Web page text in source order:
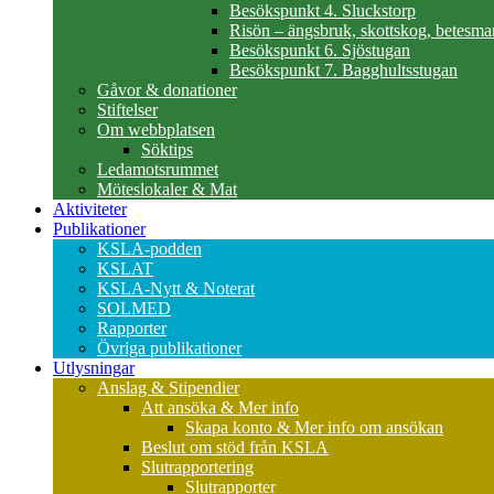
Besökspunkt 4. Sluckstorp
Risön – ängsbruk, skottskog,
Besökspunkt 6. Sjöstugan
Besökspunkt 7. Bagghultsstugan
Gåvor & donationer
Stiftelser
Om webbplatsen
Söktips
Ledamotsrummet
Möteslokaler & Mat
Aktiviteter
Publikationer
KSLA-podden
KSLAT
KSLA-Nytt & Noterat
SOLMED
Rapporter
Övriga publikationer
Utlysningar
Anslag & Stipendier
Att ansöka & Mer info
Skapa konto & Mer info om ansökan
Beslut om stöd från KSLA
Slutrapportering
Slutrapporter